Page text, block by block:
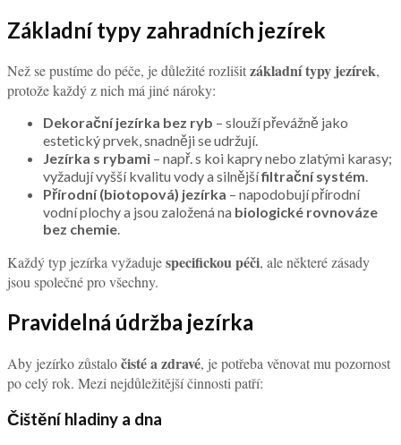
Základní typy zahradních jezírek
Než se pustíme do péče, je důležité rozlišitzákladní typy jezírek,
protože každý z nich má jiné nároky:
Dekorační jezírka bez ryb – slouží převážně jako
estetický prvek, snadněji se udržují.
Jezírka s rybami – např. s koi kapry nebo zlatými karasy;
vyžadují vyšší kvalitu vody a silnějšífiltrační systém.
Přírodní (biotopová) jezírka – napodobují přírodní
vodní plochy a jsou založená na biologické rovnováze
bez chemie.
Každý typ jezírka vyžadujespecifickou péči, ale některé zásady
jsou společné pro všechny.
Pravidelná údržba jezírka
Aby jezírko zůstaločisté a zdravé, je potřeba věnovat mu pozornost
po celý rok. Mezi nejdůležitější činnosti patří:
Čištění hladiny a dna